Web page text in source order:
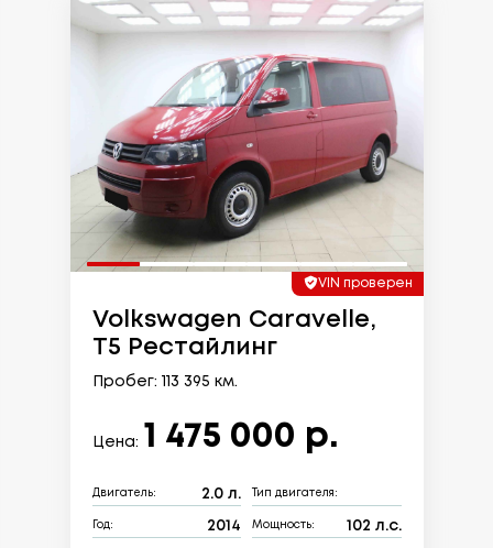
VIN проверен
Volkswagen Caravelle,
T5 Рестайлинг
Пробег: 113 395 км.
Цена: 1 475 000 р.
Двигатель: 2.0 л. Тип двигателя:
Год: 2014 Мощность: 102 л.с.